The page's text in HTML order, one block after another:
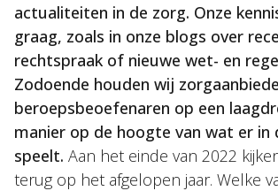
actualiteiten in de zorg. Onze
graag, zoals in onze blogs over
rechtspraak of nieuwe wet- en
Zodoende houden wij
beroepsbeoefenaren op een
manier op de hoogte van wat er in
speelt. Aan het einde van 2022
terug op het afgelopen jaar. Welke